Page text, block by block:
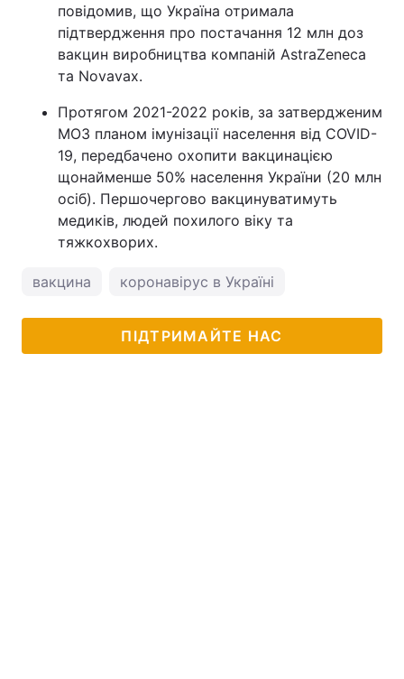
повідомив, що Україна отримала
підтвердження про постачання 12 млн доз
вакцин виробництва компаній AstraZeneca
та Novavax.
Протягом 2021-2022 років, за затвердженим
МОЗ планом імунізації населення від COVID-
19, передбачено охопити вакцинацією
щонайменше 50% населення України (20 млн
осіб). Першочергово вакцинуватимуть
медиків, людей похилого віку та
тяжкохворих.
вакцина коронавірус в Україні
ПІДТРИМАЙТЕ НАС